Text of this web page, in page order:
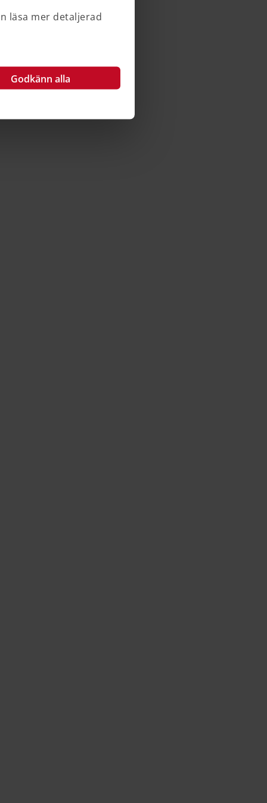
läsa mer detaljerad
Godkänn alla